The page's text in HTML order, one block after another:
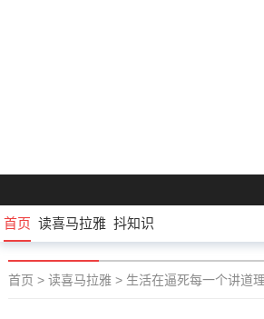
首页 读喜马拉雅 抖知识
首页 > 读喜马拉雅> 生活在逼死每一个讲道